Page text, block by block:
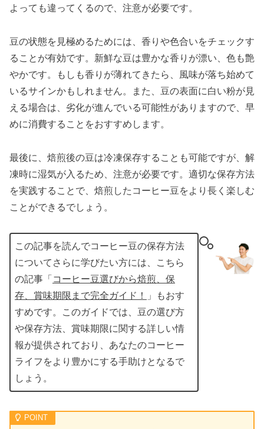
よっても違ってくるので、注意が必要です。
豆の状態を見極めるためには、香りや色合いをチェックす
ることが有効です。新鮮な豆は豊かな香りが漂い、色も艶
やかです。もしも香りが薄れてきたら、風味が落ち始めて
いるサインかもしれません。また、豆の表面に白い粉が見
える場合は、劣化が進んでいる可能性がありますので、早
めに消費することをおすすめします。
最後に、焙煎後の豆は冷凍保存することも可能ですが、解
凍時に湿気が入るため、注意が必要です。適切な保存方法
を実践することで、焙煎したコーヒー豆をより長く楽しむ
ことができるでしょう。
この記事を読んでコーヒー豆の保存方法
についてさらに学びたい方には、こちら
の記事「 コーヒー豆選びから焙煎、保
存、賞味期限まで完全ガイド！
」もおす
すめです。このガイドでは、豆の選び方
や保存方法、賞味期限に関する詳しい情
報が提供されており、あなたのコーヒー
ライフをより豊かにする手助けとなるで
しょう。